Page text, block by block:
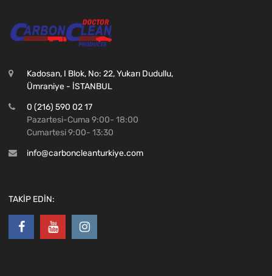
Kadosan, I Blok, No: 22, Yukarı Dudullu,
Ümraniye - İSTANBUL
0 (216) 590 02 17
Pazartesi-Cuma 9:00- 18:00
Cumartesi 9:00- 13:30
info@carboncleanturkiye.com
TAKİP EDİN: